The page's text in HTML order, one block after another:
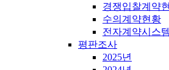
경쟁입찰계약
수의계약현황
전자계약시스템
평판조사
2025년